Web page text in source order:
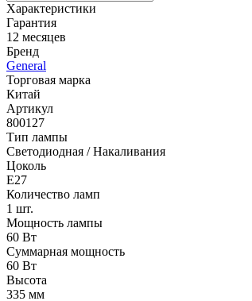
Характеристики
Гарантия
12 месяцев
Бренд
General
Торговая марка
Китай
Артикул
800127
Тип лампы
Светодиодная / Накаливания
Цоколь
E27
Количество ламп
1 шт.
Мощность лампы
60 Вт
Суммарная мощность
60 Вт
Высота
335 мм